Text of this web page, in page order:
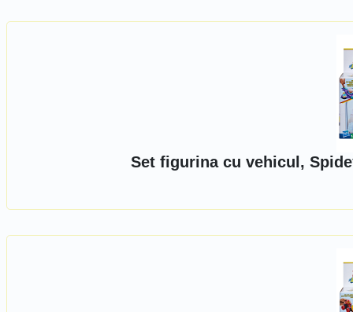
Set figurina cu vehicul,